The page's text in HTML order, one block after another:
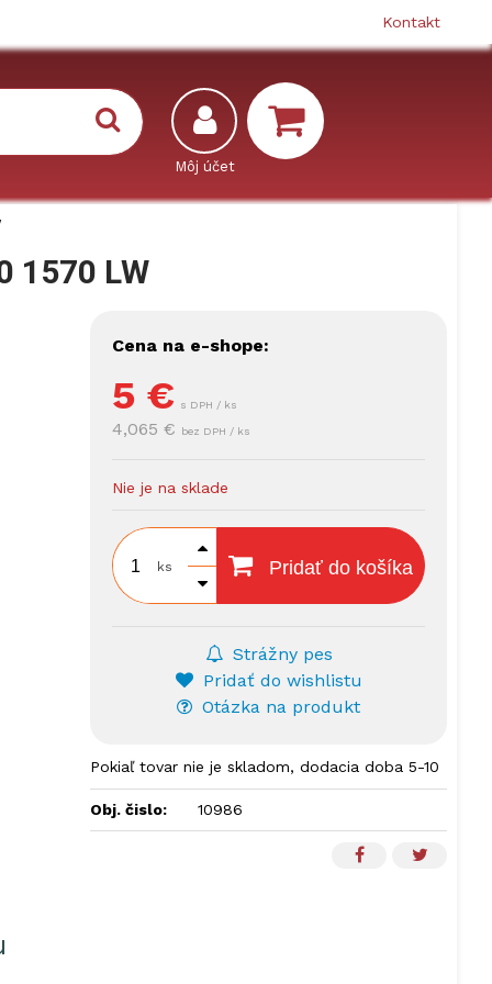
Kontakt
1570 LW
Cena na e-shope:
5 € s DPH / ks
4,065 € bez DPH / ks
Nie je na sklade
ks Pridať do košíka
Strážny pes
Pridať do wishlistu
Otázka na produkt
Pokiaľ tovar nie je skladom, dodacia doba 5-10
dní.
Obj. čislo:
10986